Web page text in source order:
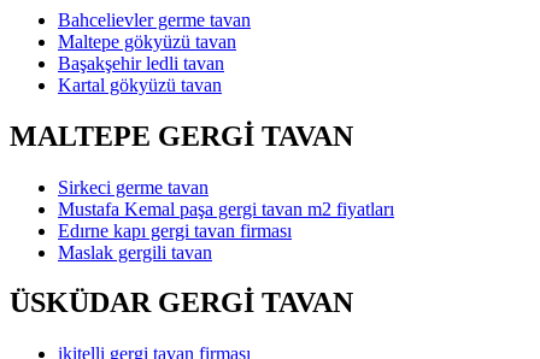
Bahcelievler germe tavan
Maltepe gökyüzü tavan
Başakşehir ledli tavan
Kartal gökyüzü tavan
MALTEPE GERGİ TAVAN
Sirkeci germe tavan
Mustafa Kemal paşa gergi tavan m2 fiyatları
Edırne kapı gergi tavan firması
Maslak gergili tavan
ÜSKÜDAR GERGİ TAVAN
ikitelli gergi tavan firması